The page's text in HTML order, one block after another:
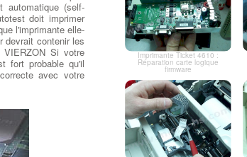
automatique (self-
doit imprimer
l'imprimante elle-
devrait contenir les
Si votre
fort probable qu'il
avec votre
Imprimante Ticket 4610 :
Réparation carte logique
firmware